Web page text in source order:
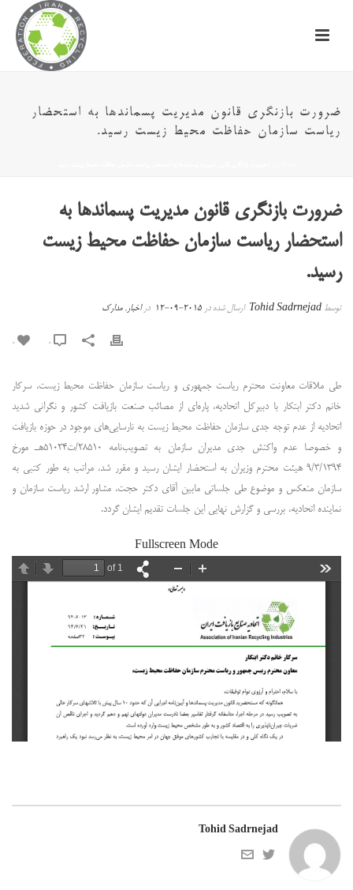
ضرورت بازنگری قانون مدیریت پسماندها به استحضار
ریاست سازمان حفاظت محیط زیست رسید.
ضرورت بازنگری قانون مدیریت پسماندها به
استحضار ریاست سازمان حفاظت محیط زیست
رسید.
توسط Tohid Sadrnejad ارسال شده در 2015-09-12 دراخبار,مدارک
0
طی ملاقات معاونت محترم ریاست جمهوری و ریاست سازمان حفاظت محیط زیست، سرکار
خانم دکتر ابتکار با دبیرکل اتحادیه، پاره‌ای از مصائب صنعت بازیافت کشور و نگرانی شدید
اتحادیه از عدم توجه جدی سازمان حفاظت محیط زیست به نارسایی‌های موجود در حوزه بازیافت
و خصوصا عدم واکنش جدی مدیران سازمان به تصویب‌نامه ۲۸۵۱۰/ت۵۱۰۲۴هـ مورخ
۹/۳/۱۳۹۴ هیئت محترم وزیران به استحضار ایشان رسید و مقرر شد، مراتب به طور کتبی به
سازمان منعکس و موضوع طی جلساتی مابین آقای دکتر حجت، مشاور ارشد ریاست سازمان و
نماینده اتحادیه، بررسی و گزارش نهایی این جلسات تقدیم ایشان گردد.
Fullscreen Mode
Tohid Sadrnejad